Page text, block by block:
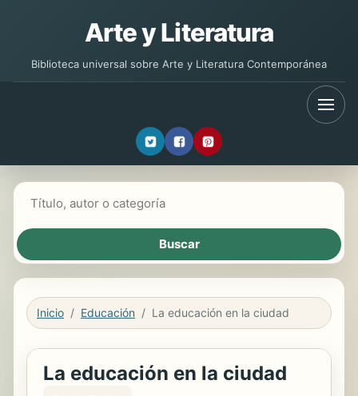
Arte y Literatura
Biblioteca universal sobre Arte y Literatura Contemporánea
Inicio Educación La educación en la ciudad
La educación en la ciudad